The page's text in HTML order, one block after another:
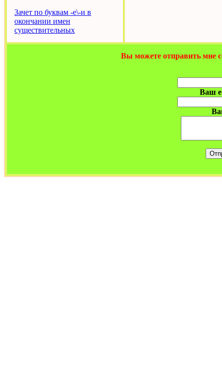
Зачет по буквам -е\-и в
окончании имен
существительных
Вы можете отправить мне
Ваш